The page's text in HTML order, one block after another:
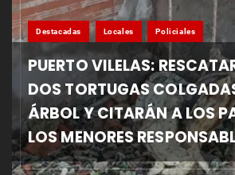
Destacadas Locales Policiales
PUERTO VILELAS:
DOS TORTUGAS
ÁRBOL Y CITARÁN A LOS
LOS MENORES